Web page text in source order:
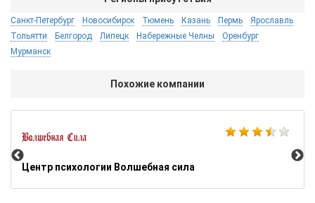
Санкт-Петербург Новосибирск Тюмень Казань Пермь
Ярославль
Тольятти
Белгород Липецк Набережные Челны
Оренбург
Мурманск
Похожие компании
Центр психологии Волшебная сила